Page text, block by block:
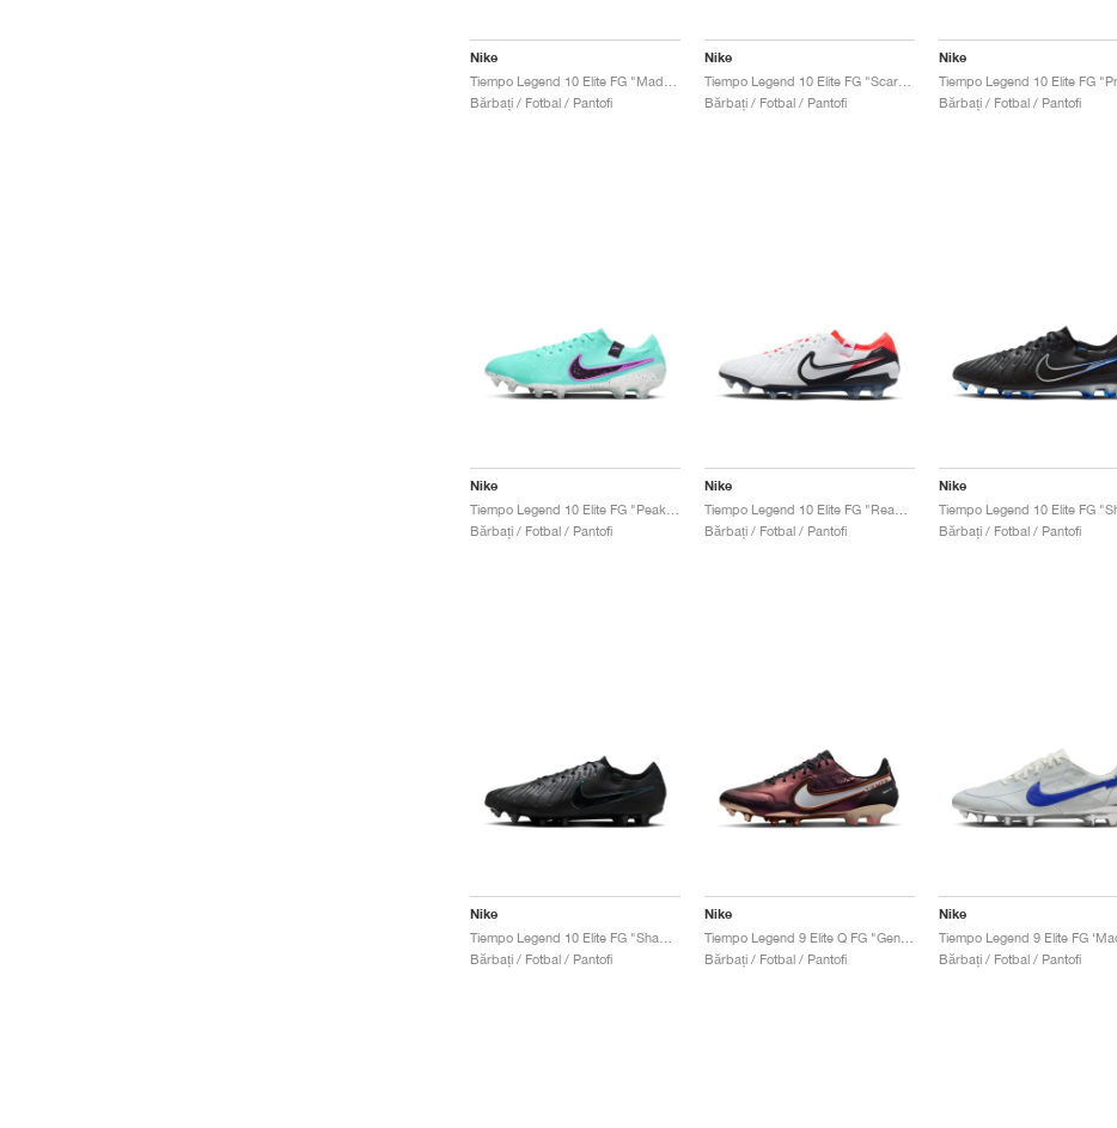
Nike
Bărbați / Fotbal / Pantofi
Nike
Tiempo Legend 10 Elite FG "Scary Good Pack"
Bărbați / Fotbal / Pantofi
Nike
Bărbați / Fotbal / Pantofi
Nike
Bărbați / Fotbal / Pantofi
Nike
Bărbați / Fotbal / Pantofi
Nike
Bărbați / Fotbal / Pantofi
Nike
Bărbați / Fotbal / Pantofi
Nike
Tiempo Legend 9 Elite Q FG "Generation Pack'"
Bărbați / Fotbal / Pantofi
Nike
Bărbați / Fotbal / Pantofi